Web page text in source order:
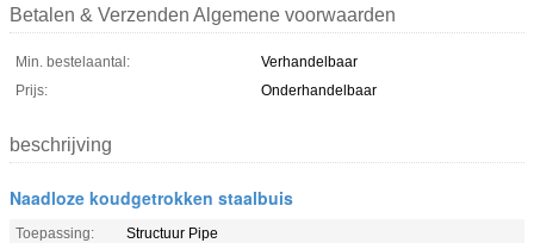
Betalen & Verzenden Algemene voorwaarden
Min. bestelaantal:
Verhandelbaar
Prijs:
Onderhandelbaar
beschrijving
Naadloze koudgetrokken staalbuis
Toepassing:
Structuur Pipe